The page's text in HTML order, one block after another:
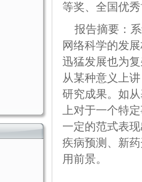
等奖、全国优
报告摘要：
网络科学的发
迅猛发展也为
从某种意义上
研究成果。如
上对于一个特
一定的范式表
疾病预测、新
用前景。